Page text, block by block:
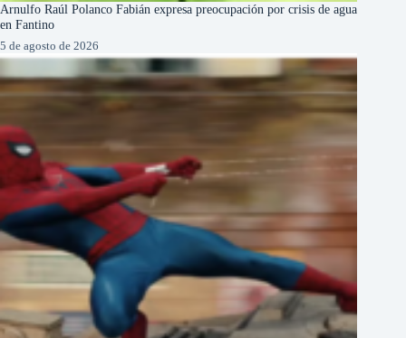
Arnulfo Raúl Polanco Fabián expresa preocupación por crisis de agua
en Fantino
5 de agosto de 2026